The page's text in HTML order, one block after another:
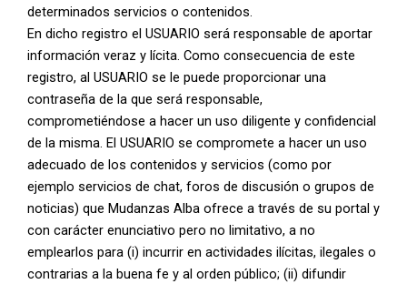
determinados servicios o contenidos.
En dicho registro el USUARIO será responsable de aportar
información veraz y lícita. Como consecuencia de este
registro, al USUARIO se le puede proporcionar una
contraseña de la que será responsable,
comprometiéndose a hacer un uso diligente y confidencial
de la misma. El USUARIO se compromete a hacer un uso
adecuado de los contenidos y servicios (como por
ejemplo servicios de chat, foros de discusión o grupos de
noticias) que Mudanzas Alba ofrece a través de su portal y
con carácter enunciativo pero no limitativo, a no
emplearlos para (i) incurrir en actividades ilícitas, ilegales o
contrarias a la buena fe y al orden público; (ii) difundir